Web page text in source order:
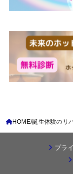
HOME 誕生体験のリ
プラ